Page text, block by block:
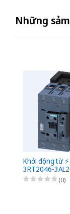
Những
Khởi động từ
3RT2046-
(0)